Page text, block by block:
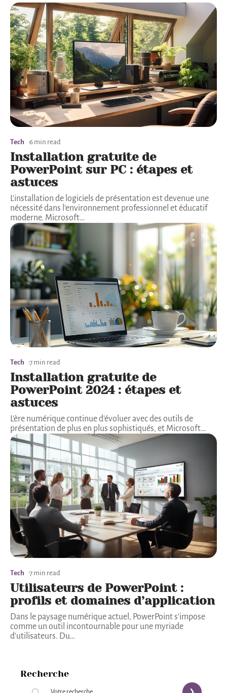
Tech 6 min read
Installation gratuite de
PowerPoint sur PC : étapes et
astuces
L'installation de logiciels de présentation est devenue une
nécessité dans l'environnement professionnel et éducatif
moderne. Microsoft…
Tech 7 min read
Installation gratuite de
PowerPoint 2024 : étapes et
astuces
L'ère numérique continue d'évoluer avec des outils de
présentation de plus en plus sophistiqués, et Microsoft…
Tech 7 min read
Utilisateurs de PowerPoint :
profils et domaines d’application
Dans le paysage numérique actuel, PowerPoint s'impose
comme un outil incontournable pour une myriade
d'utilisateurs. Du…
Recherche